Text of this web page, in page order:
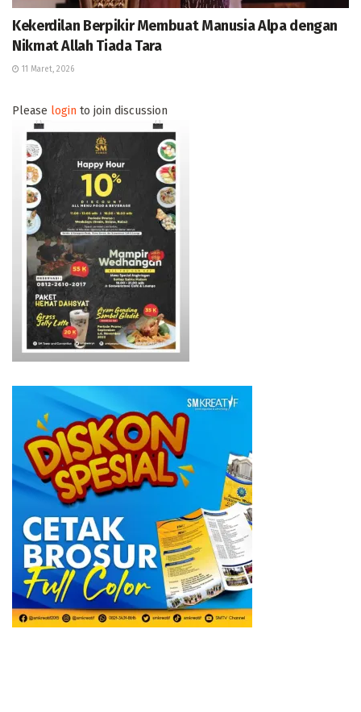
Kekerdilan Berpikir Membuat Manusia Alpa dengan
Nikmat Allah Tiada Tara
11 Maret, 2026
Please login to join discussion